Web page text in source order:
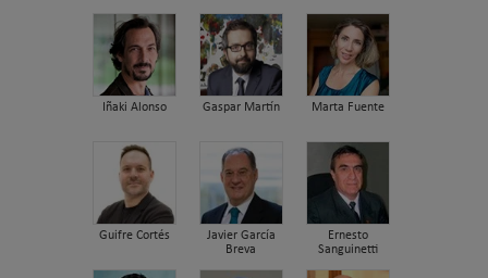
Iñaki Alonso Gaspar Martín Marta Fuente
Guifre Cortés
Javier García
Breva
Ernesto
Sanguinetti